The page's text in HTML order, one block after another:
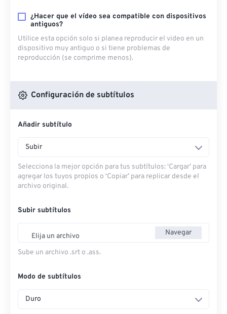
¿Hacer que el vídeo sea compatible con dispositivos
antiguos?
Utilice esta opción solo si planea reproducir el video en un
dispositivo muy antiguo o si tiene problemas de
reproducción (se comprime menos).
Configuración de subtítulos
Añadir subtítulo
Subir
Selecciona la mejor opción para tus subtítulos: ‘Cargar’ para
agregar los tuyos propios o ‘Copiar’ para replicar desde el
archivo original.
Subir subtítulos
Elija un archivo Navegar
Sube un archivo .srt o .ass.
Modo de subtítulos
Duro